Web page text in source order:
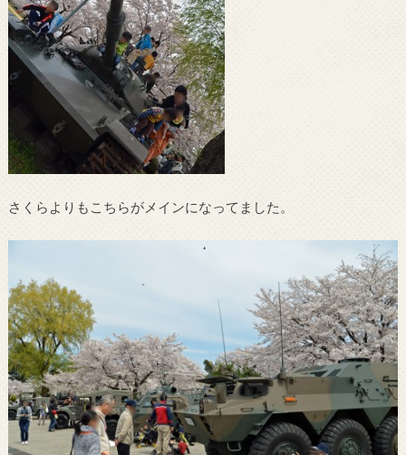
さくらよりもこちらがメインになってました。